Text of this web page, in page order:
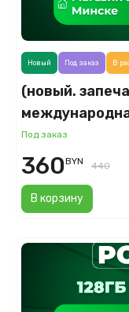
(новый.
Под заказ
В корзину
Новый Под заказ В
360BYN 440